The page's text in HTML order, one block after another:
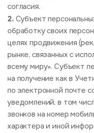
согласия.
2. Субъект
обработку своих
целях продвижения
рынке, связанных с
всему миру». Субъект
на получение как в
по электронной почте
уведомлений, в том
звонков на номер
характера и иной